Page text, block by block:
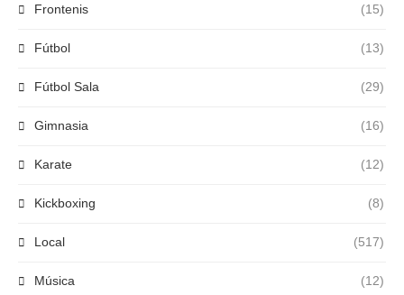
Frontenis (15)
Fútbol (13)
Fútbol Sala (29)
Gimnasia (16)
Karate (12)
Kickboxing (8)
Local (517)
Música (12)